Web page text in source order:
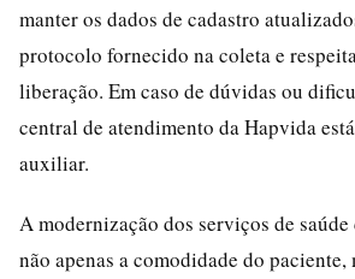
manter os dados de cadastro
protocolo fornecido na coleta e
liberação. Em caso de dúvidas ou
central de atendimento da Hapvida
auxiliar.
A modernização dos serviços de
não apenas a comodidade do paciente,